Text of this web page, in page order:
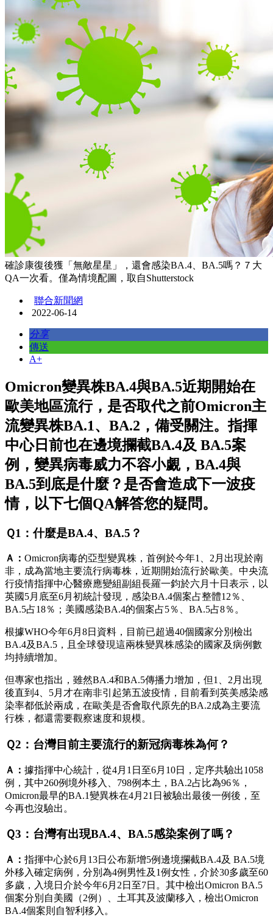
確診康復後獲「無敵星星」，還會感染BA.4、BA.5嗎？７大
QA一次看。僅為情境配圖，取自Shutterstock
聯合新聞網
2022-06-14
分享
傳送
A+
Omicron變異株BA.4與BA.5近期開始在
歐美地區流行，是否取代之前Omicron主
流變異株BA.1、BA.2，備受關注。指揮
中心日前也在邊境攔截BA.4及 BA.5案
例，變異病毒威力不容小覷，BA.4與
BA.5到底是什麼？是否會造成下一波疫
情，以下七個QA解答您的疑問。
Ｑ1：什麼是BA.4、BA.5？
Ａ： Omicron病毒的亞型變異株，首例於今年1、2月出現於南
非，成為當地主要流行病毒株，近期開始流行於歐美。中央流
行疫情指揮中心醫療應變組副組長羅一鈞於六月十日表示，以
英國5月底至6月初統計發現，感染BA.4個案占整體12％、
BA.5占18％；美國感染BA.4的個案占5％、BA.5占8％。
根據WHO今年6月8日資料，目前已超過40個國家分別檢出
BA.4及BA.5，且全球發現這兩株變異株感染的國家及病例數
均持續增加。
但專家也指出，雖然BA.4和BA.5傳播力增加，但1、2月出現
後直到4、5月才在南非引起第五波疫情，目前看到英美感染感
染率都低於兩成，在歐美是否會取代原先的BA.2成為主要流
行株，都還需要觀察速度和規模。
Ｑ2：台灣目前主要流行的新冠病毒株為何？
Ａ： 據指揮中心統計，從4月1日至6月10日，定序共驗出1058
例，其中260例境外移入、798例本土，BA.2占比為96％，
Omicron最早的BA.1變異株在4月21日被驗出最後一例後，至
今再也沒驗出。
Ｑ3：台灣有出現BA.4、BA.5感染案例了嗎？
Ａ： 指揮中心於6月13日公布新增5例邊境攔截BA.4及 BA.5境
外移入確定病例，分別為4例男性及1例女性，介於30多歲至60
多歲，入境日介於今年6月2日至7日。其中檢出Omicron BA.5
個案分別自美國（2例）、土耳其及波蘭移入，檢出Omicron
BA.4個案則自智利移入。